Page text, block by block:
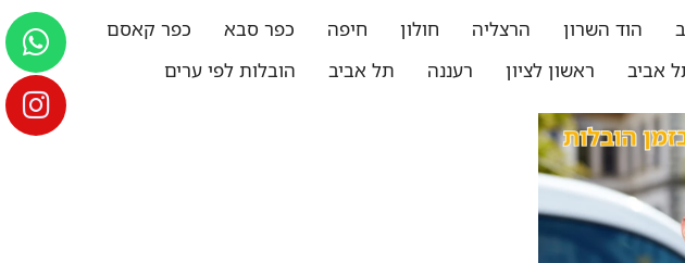
הוד השרון הרצליה חולון חיפה כפר סבא
כפר קאסם
אביב ראשון לציון רעננה תל אביב הובלות לפי ערים